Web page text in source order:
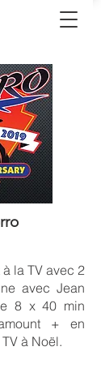
la TV avec 2
avec Jean
8 x 40 min
+ en
à Noël.